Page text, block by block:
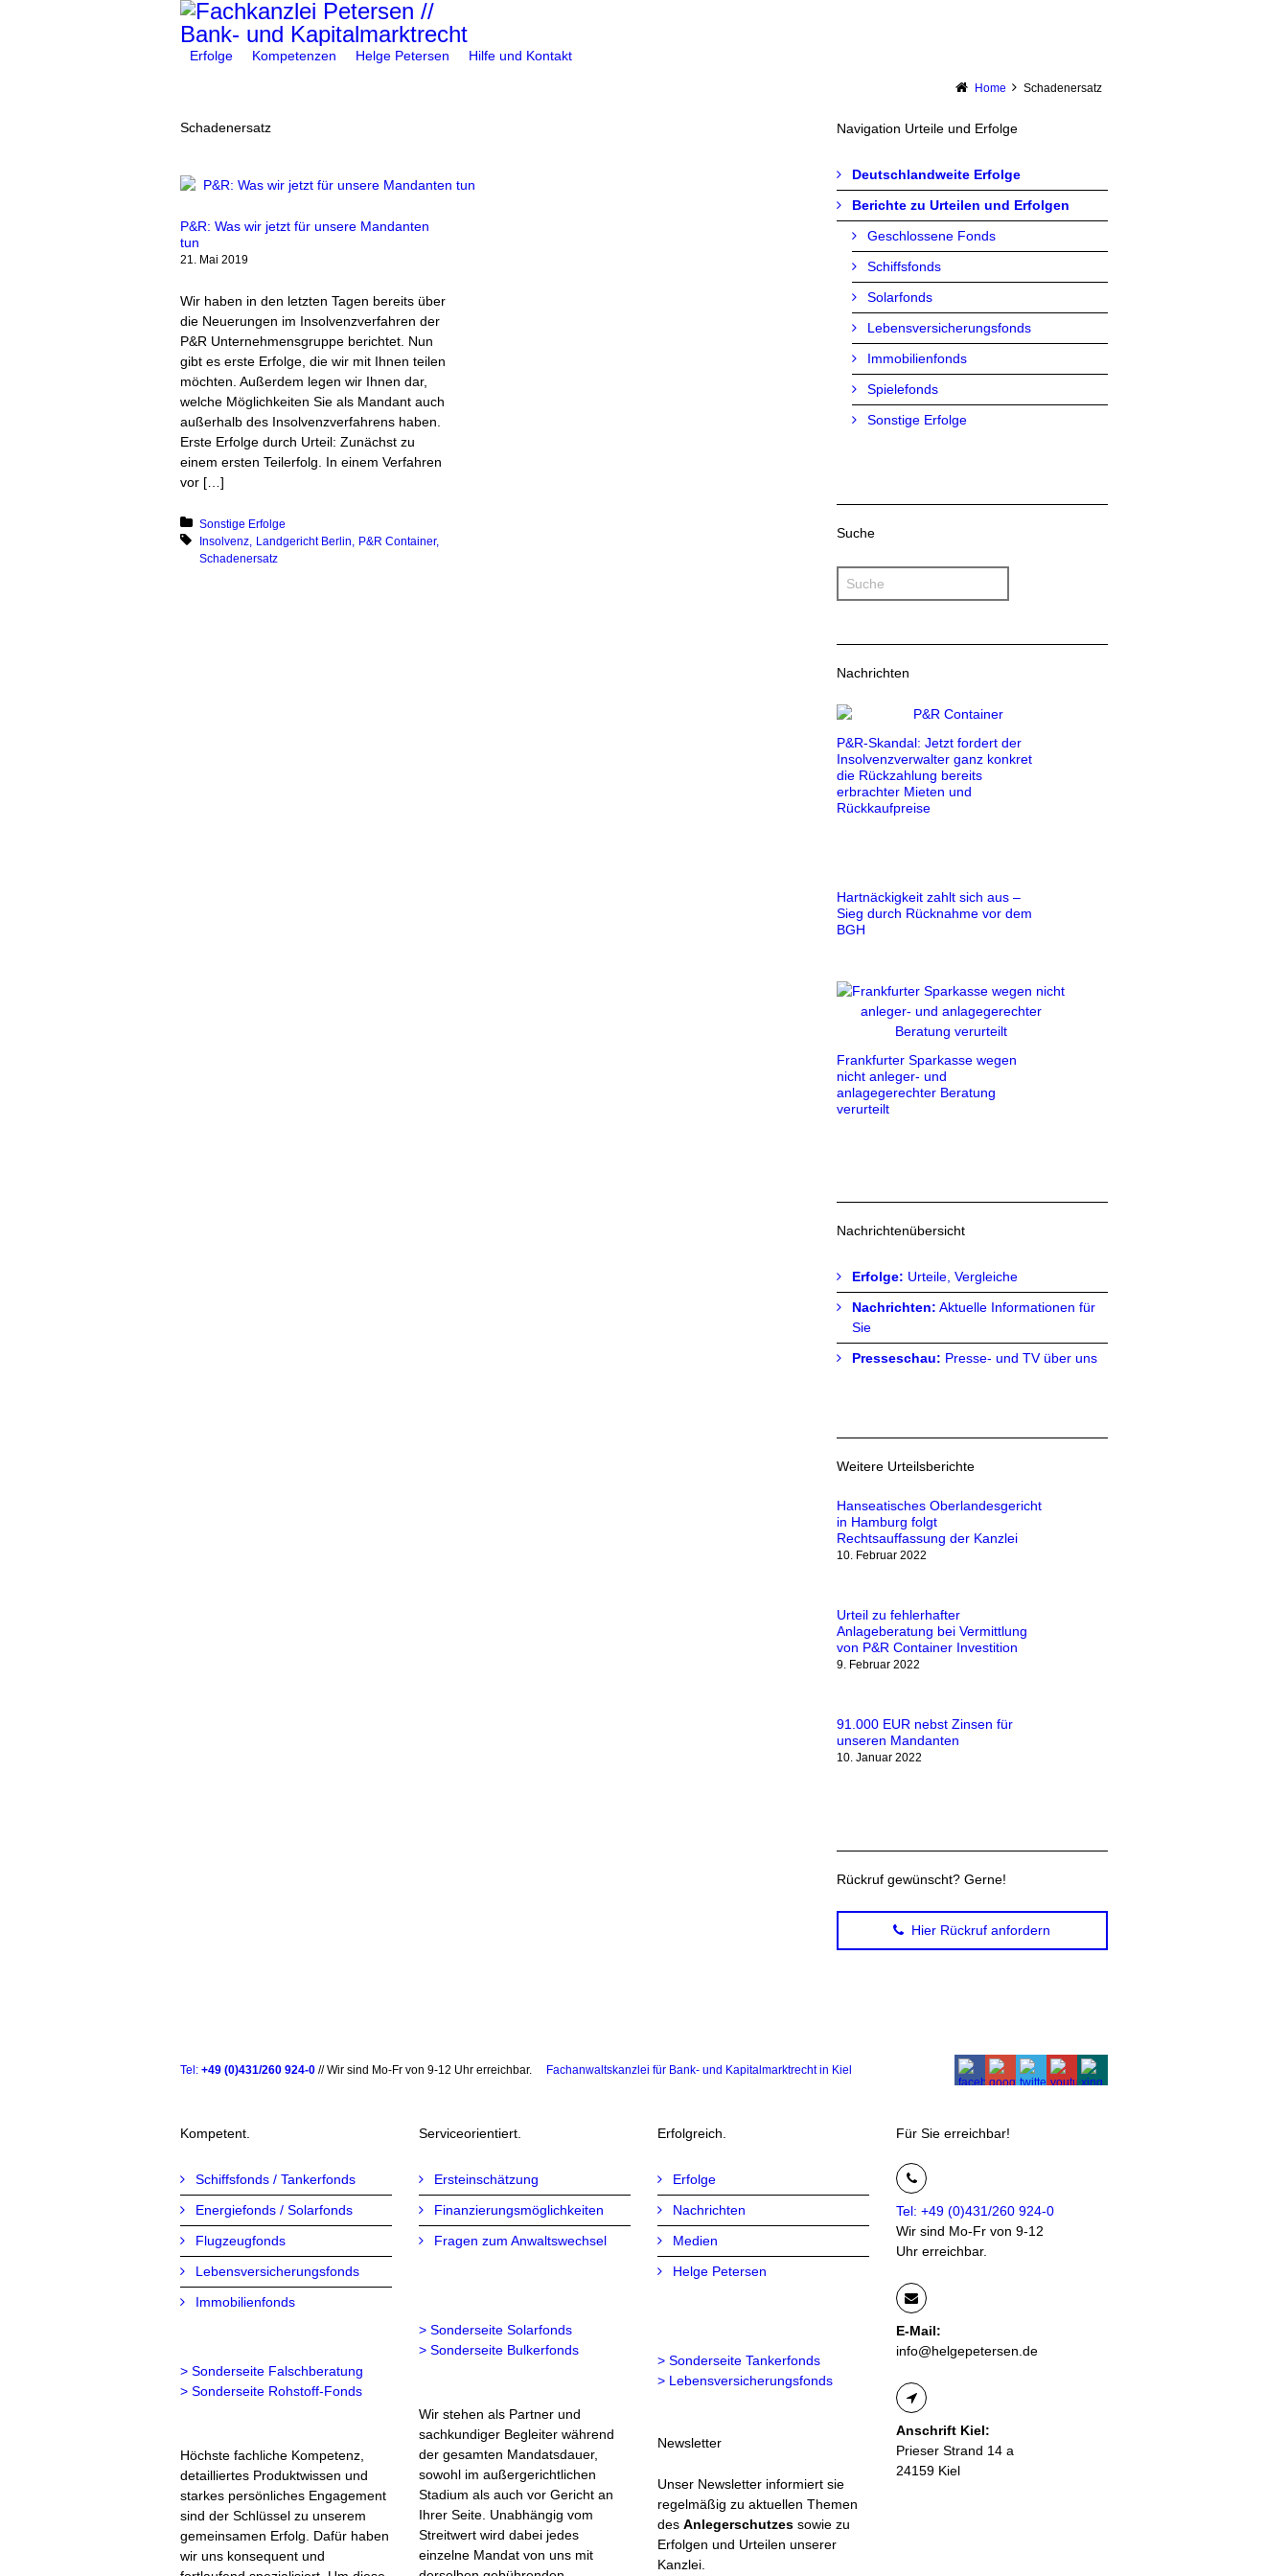
Erfolge Kompetenzen Helge Petersen Hilfe und Kontakt
Home Schadenersatz
Schadenersatz
P&R: Was wir jetzt für unsere Mandanten
tun
21. Mai 2019
Wir haben in den letzten Tagen bereits über
die Neuerungen im Insolvenzverfahren der
P&R Unternehmensgruppe berichtet. Nun
gibt es erste Erfolge, die wir mit Ihnen teilen
möchten. Außerdem legen wir Ihnen dar,
welche Möglichkeiten Sie als Mandant auch
außerhalb des Insolvenzverfahrens haben.
Erste Erfolge durch Urteil: Zunächst zu
einem ersten Teilerfolg. In einem Verfahren
vor […]
Posted in:
Sonstige Erfolge
Tagged with:
Insolvenz Landgericht Berlin
P&R Container
Schadenersatz
Navigation Urteile und Erfolge
Deutschlandweite Erfolge
Berichte zu Urteilen und Erfolgen
Geschlossene Fonds
Schiffsfonds
Solarfonds
Lebensversicherungsfonds
Immobilienfonds
Spielefonds
Sonstige Erfolge
Suche
Nachrichten
P&R-Skandal: Jetzt fordert der
Insolvenzverwalter ganz konkret
die Rückzahlung bereits
erbrachter Mieten und
Rückkaufpreise
Hartnäckigkeit zahlt sich aus –
Sieg durch Rücknahme vor dem
BGH
Frankfurter Sparkasse wegen
nicht anleger- und
anlagegerechter Beratung
verurteilt
Nachrichtenübersicht
Erfolge: Urteile, Vergleiche
Nachrichten: Aktuelle Informationen für
Sie
Presseschau: Presse- und TV über uns
Weitere Urteilsberichte
Hanseatisches Oberlandesgericht
in Hamburg folgt
Rechtsauffassung der Kanzlei
10. Februar 2022
Urteil zu fehlerhafter
Anlageberatung bei Vermittlung
von P&R Container Investition
9. Februar 2022
91.000 EUR nebst Zinsen für
unseren Mandanten
10. Januar 2022
Rückruf gewünscht? Gerne!
Hier Rückruf anfordern
Tel: +49 (0)431/260 924-0 // Wir sind Mo-Fr von 9-12 Uhr erreichbar. Fachanwaltskanzlei für Bank- und Kapitalmarktrecht in Kiel
Kompetent.
Schiffsfonds / Tankerfonds
Energiefonds / Solarfonds
Flugzeugfonds
Lebensversicherungsfonds
Immobilienfonds
> Sonderseite Falschberatung
> Sonderseite Rohstoff-Fonds
Höchste fachliche Kompetenz,
detailliertes Produktwissen und
starkes persönliches Engagement
sind der Schlüssel zu unserem
gemeinsamen Erfolg. Dafür haben
wir uns konsequent und
Serviceorientiert.
Ersteinschätzung
Finanzierungsmöglichkeiten
Fragen zum Anwaltswechsel
> Sonderseite Solarfonds
> Sonderseite Bulkerfonds
Wir stehen als Partner und
sachkundiger Begleiter während
der gesamten Mandatsdauer,
sowohl im außergerichtlichen
Stadium als auch vor Gericht an
Ihrer Seite. Unabhängig vom
Streitwert wird dabei jedes
einzelne Mandat von uns mit
Erfolgreich.
Erfolge
Nachrichten
Medien
Helge Petersen
> Sonderseite Tankerfonds
> Lebensversicherungsfonds
Newsletter
Unser Newsletter informiert sie
regelmäßig zu aktuellen Themen
des Anlegerschutzes sowie zu
Erfolgen und Urteilen unserer
Kanzlei.
Für Sie erreichbar!
Tel: +49 (0)431/260 924-0
Wir sind Mo-Fr von 9-12
Uhr erreichbar.
E-Mail:
info@helgepetersen.de
Anschrift Kiel:
Prieser Strand 14 a
24159 Kiel